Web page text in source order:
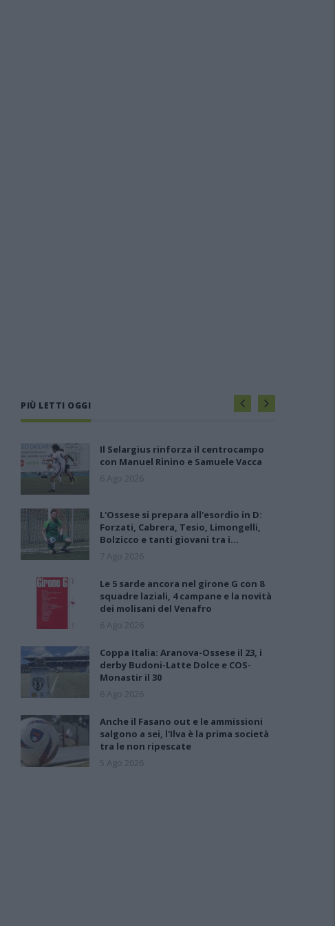
PIÙ LETTI OGGI
Il Selargius rinforza il centrocampo
con Manuel Rinino e Samuele Vacca
6 Ago 2026
L'Ossese si prepara all'esordio in D:
Forzati, Cabrera, Tesio, Limongelli,
Bolzicco e tanti giovani tra i…
7 Ago 2026
Le 5 sarde ancora nel girone G con 8
squadre laziali, 4 campane e la novità
dei molisani del Venafro
6 Ago 2026
Coppa Italia: Aranova-Ossese il 23, i
derby Budoni-Latte Dolce e COS-
Monastir il 30
6 Ago 2026
Anche il Fasano out e le ammissioni
salgono a sei, l'Ilva è la prima società
tra le non ripescate
5 Ago 2026